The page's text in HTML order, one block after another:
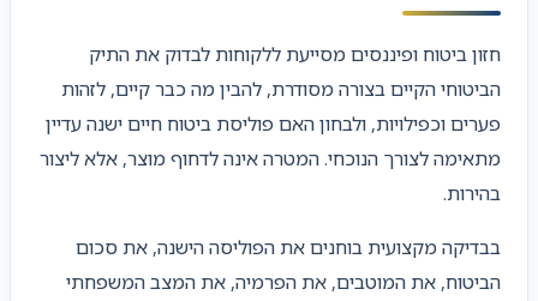
חזון ביטוח ופיננסים מסייעת ללקוחות לבדוק את התיק
הביטוחי הקיים בצורה מסודרת, להבין מה כבר קיים, לזהות
פערים וכפילויות, ולבחון האם פוליסת ביטוח חיים ישנה עדיין
מתאימה לצורך הנוכחי. המטרה אינה לדחוף מוצר, אלא ליצור
בהירות.
בבדיקה מקצועית בוחנים את הפוליסה הישנה, את סכום
הביטוח, את המוטבים, את הפרמיה, את המצב המשפחתי